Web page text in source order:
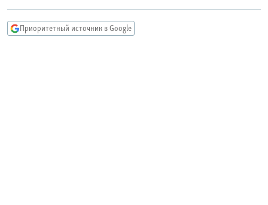
Вернутся
поиску
СЕВЕР.РЕАЛИИ
Приоритетный источник в Google